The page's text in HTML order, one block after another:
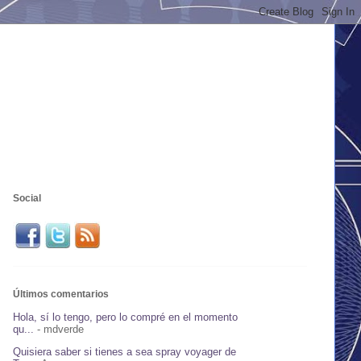
Social
Últimos comentarios
Hola, sí lo tengo, pero lo compré en el momento
qu...
- mdverde
Quisiera saber si tienes a sea spray voyager de